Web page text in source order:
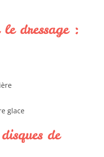
dressage :
glace
de